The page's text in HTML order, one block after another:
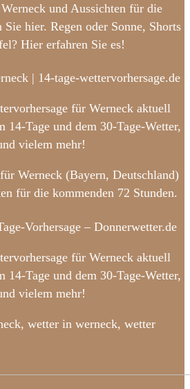
und Aussichten für die
Sie hier. Regen oder Sonne, Shorts
Hier erfahren Sie es!
| 14-tage-wettervorhersage.de
für Werneck aktuell
Tage und dem 30-Tage-Wetter,
vielem mehr!
Werneck (Bayern, Deutschland)
für die kommenden 72 Stunden.
Vorhersage – Donnerwetter.de
für Werneck aktuell
Tage und dem 30-Tage-Wetter,
vielem mehr!
wetter in werneck, wetter